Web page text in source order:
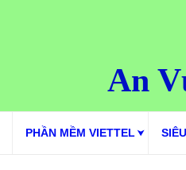
An
PHẦN MỀM VIETTEL